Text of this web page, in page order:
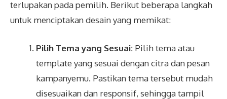
terlupakan pada pemilih. Berikut beberapa langkah
untuk menciptakan desain yang memikat:
Pilih Tema yang Sesuai: Pilih tema atau
template yang sesuai dengan citra dan pesan
kampanyemu. Pastikan tema tersebut mudah
disesuaikan dan responsif, sehingga tampil